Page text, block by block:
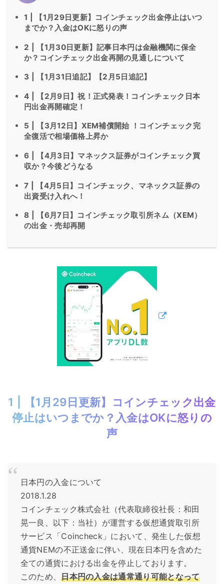
1 | 【1月29日更新】コインチェック出金停止はいつ
までか？入金はOKに怒りの声
2 | 【1月30日更新】記事日本円は金融機関に保全
か？コインチェック出金再開の見通しについて
3 | 【1月31日追記】【2月5日追記】
4 | 【2月9日】祝！正式発表！コインチェック日本
円出金再開確定！
5 | 【3月12日】XEM補償開始 ！コインチェック完
全復活で相場価格上昇か
6 | 【4月3日】マネックス証券がコインチェック買
収か？今後どうなる
7 | 【4月5日】コインチェック、マネックス証券の
出資受け入れへ！
8 | 【6月7日】コインチェック取引所ネム（XEM）
の出金・売却再開
1 | 【1月29日更新】コインチェック出金
停止はいつまでか？入金はOKに怒りの
声
日本円の入金について
2018.1.28
コインチェック株式会社（代表取締役社長：和田
晃一良、以下：当社）が運営する仮想通貨取引所
サービス「Coincheck」において、発生した仮想
通貨NEMの不正送金に伴い、現在日本円を含めた
全ての通貨における出金を停止しております。
このため、日本円の入金は通常通り可能となって